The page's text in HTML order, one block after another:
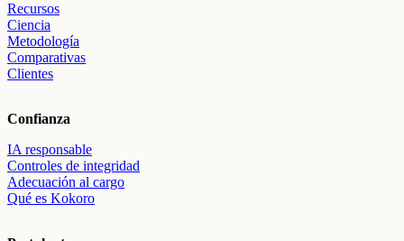
Recursos
Ciencia
Metodología
Comparativas
Clientes
Confianza
IA responsable
Controles de integridad
Adecuación al cargo
Qué es Kokoro